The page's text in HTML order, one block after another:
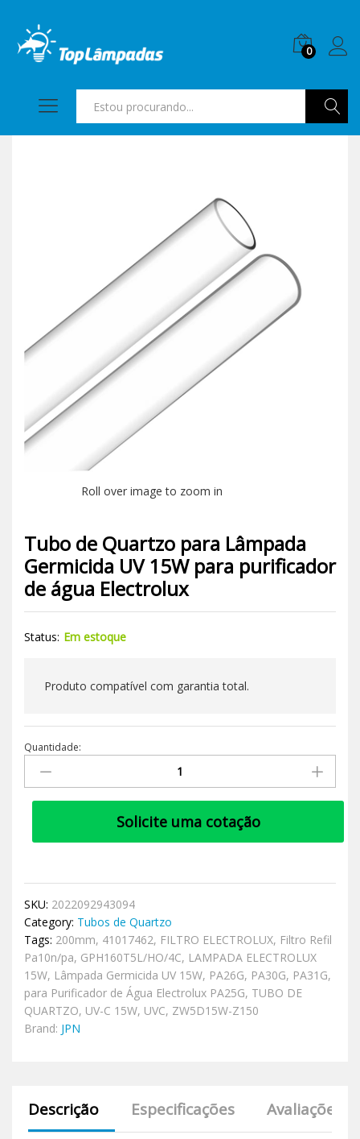
0
Roll over image to zoom in
Tubo de Quartzo para Lâmpada
Germicida UV 15W para purificador
de água Electrolux
Status: Em estoque
Produto compatível com garantia total.
Quantidade:
Solicite uma cotação
SKU: 2022092943094
Category: Tubos de Quartzo
Tags: 200mm, 41017462, FILTRO ELECTROLUX, Filtro Refil
Pa10n/pa, GPH160T5L/HO/4C, LAMPADA ELECTROLUX
15W, Lâmpada Germicida UV 15W, PA26G, PA30G, PA31G,
para Purificador de Água Electrolux PA25G, TUBO DE
QUARTZO, UV-C 15W, UVC, ZW5D15W-Z150
Brand: JPN
Descrição Especificações Avaliações